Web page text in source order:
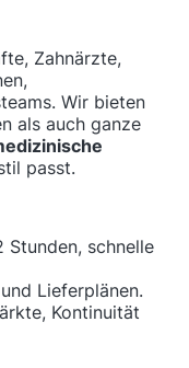
Zahnärzte,
Wir bieten
als auch ganze
passt.
Stunden, schnelle
Lieferplänen.
Kontinuität